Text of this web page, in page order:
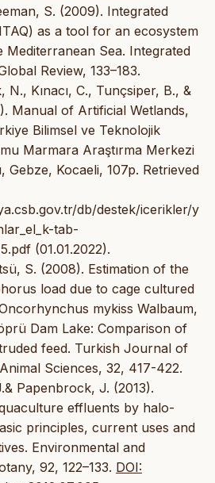
S. (2009). Integrated
as a tool for an ecosystem
Mediterranean Sea. Integrated
Review, 133–183.
N., Kınacı, C., Tunçsiper, B., &
Manual of Artificial Wetlands,
Bilimsel ve Teknolojik
Marmara Araştırma Merkezi
Gebze, Kocaeli, 107p. Retrieved
db/destek/icerikler/y
tab-
(01.01.2022).
S. (2008). Estimation of the
load due to cage cultured
mykiss Walbaum,
Dam Lake: Comparison of
feed. Turkish Journal of
Sciences, 32, 417-422.
Papenbrock, J. (2013).
effluents by halo-
principles, current uses and
Environmental and
92, 122–133. DOI: